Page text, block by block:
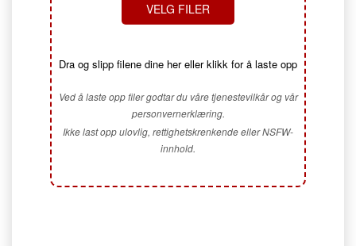
VELG FILER
Dra og slipp filene dine her eller klikk for å laste opp
Ved å laste opp filer godtar du våre tjenestevilkår og vår
personvernerklæring.
Ikke last opp ulovlig, rettighetskrenkende eller NSFW-
innhold.